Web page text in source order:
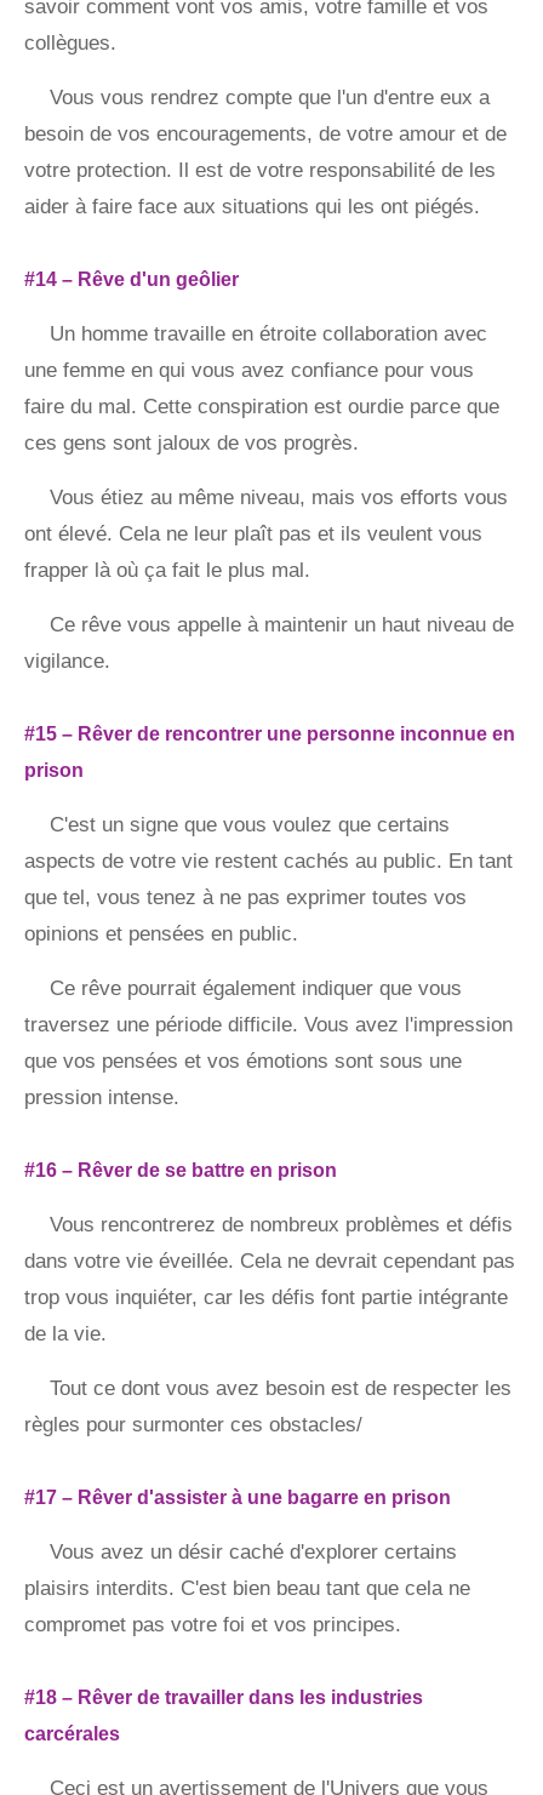
savoir comment vont vos amis, votre famille et vos
collègues.
Vous vous rendrez compte que l'un d'entre eux a
besoin de vos encouragements, de votre amour et de
votre protection. Il est de votre responsabilité de les
aider à faire face aux situations qui les ont piégés.
#14 – Rêve d'un geôlier
Un homme travaille en étroite collaboration avec
une femme en qui vous avez confiance pour vous
faire du mal. Cette conspiration est ourdie parce que
ces gens sont jaloux de vos progrès.
Vous étiez au même niveau, mais vos efforts vous
ont élevé. Cela ne leur plaît pas et ils veulent vous
frapper là où ça fait le plus mal.
Ce rêve vous appelle à maintenir un haut niveau de
vigilance.
#15 – Rêver de rencontrer une personne inconnue en
prison
C'est un signe que vous voulez que certains
aspects de votre vie restent cachés au public. En tant
que tel, vous tenez à ne pas exprimer toutes vos
opinions et pensées en public.
Ce rêve pourrait également indiquer que vous
traversez une période difficile. Vous avez l'impression
que vos pensées et vos émotions sont sous une
pression intense.
#16 – Rêver de se battre en prison
Vous rencontrerez de nombreux problèmes et défis
dans votre vie éveillée. Cela ne devrait cependant pas
trop vous inquiéter, car les défis font partie intégrante
de la vie.
Tout ce dont vous avez besoin est de respecter les
règles pour surmonter ces obstacles/
#17 – Rêver d'assister à une bagarre en prison
Vous avez un désir caché d'explorer certains
plaisirs interdits. C'est bien beau tant que cela ne
compromet pas votre foi et vos principes.
#18 – Rêver de travailler dans les industries
carcérales
Ceci est un avertissement de l'Univers que vous